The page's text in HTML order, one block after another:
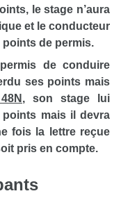
le stage n’aura
et le conducteur
de permis.
de conduire
ses points mais
, son stage lui
points mais il devra
fois la lettre reçue
pris en compte.